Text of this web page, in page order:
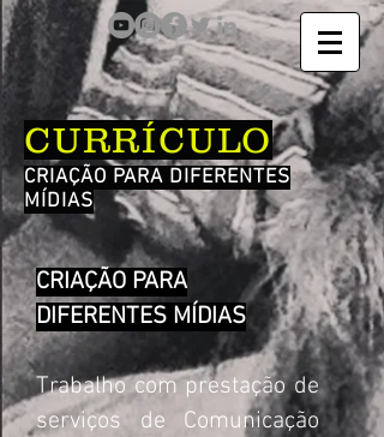
CURRÍCULO
CRIAÇÃO PARA DIFERENTES
MÍDIAS
CRIAÇÃO PARA
DIFERENTES MÍDIAS
Trabalho com prestação de
serviços de Comunicação